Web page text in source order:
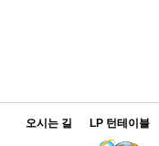
오시는 길 LP 턴테이블